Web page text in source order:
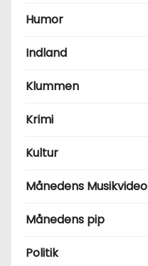
Humor
Indland
Klummen
Krimi
Kultur
Månedens Musikvideo
Månedens pip
Politik